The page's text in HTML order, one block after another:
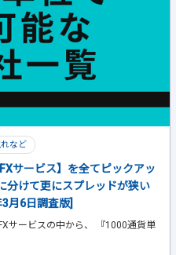
など
サービス】を全てピックアッ
分けて更にスプレッドが狭い
月6日調査版]
サービスの中から、 『1000通貨単